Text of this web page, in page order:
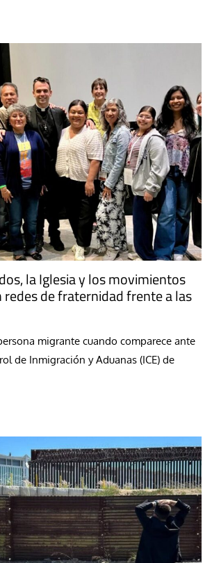
la Iglesia y los movimientos
de fraternidad frente a las
migrante cuando comparece ante
de Inmigración y Aduanas (ICE) de